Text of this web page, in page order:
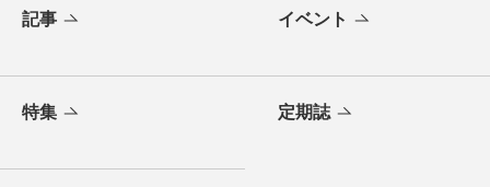
記事 イベント
特集 定期誌